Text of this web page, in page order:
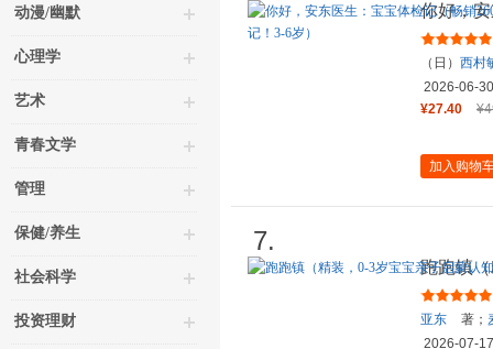
动漫/幽默
心理学
艺术
青春文学
管理
保健/养生
社会科学
投资理财
你好，
册 安东
（日） 西村
2026-06-30
¥27.40
加入购物
7.
跑跑镇
物3-6岁
亚东 著；
2026-07-17